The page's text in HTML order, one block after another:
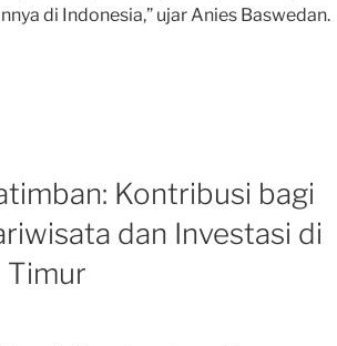
di Indonesia,” ujar Anies Baswedan.
Kontribusi bagi
dan Investasi di
Timur